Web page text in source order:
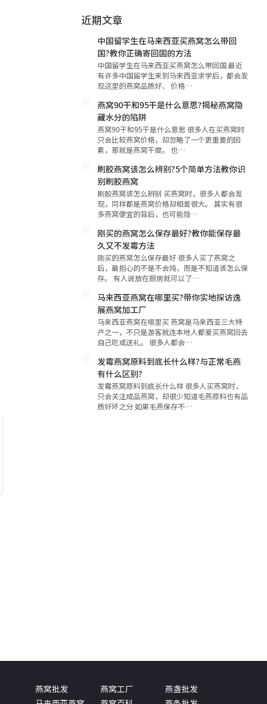
近期文章
中国留学生在马来西亚买燕窝怎么带回
国?教你正确寄回国的方法
中国留学生在马来西亚买燕窝怎么带回国 最近
有许多中国留学生来到马来西亚求学后，都会发
现这里的燕窝品质好、 价格…
燕窝90干和95干是什么意思?揭秘燕窝隐
藏水分的陷阱
燕窝90干和95干是什么意思 很多人在买燕窝时
只会比较燕窝价格，却忽略了一个更重要的因
素，那就是燕窝干度。 也…
刷胶燕窝该怎么辨别?5个简单方法教你识
别刷胶燕窝
刷胶燕窝该怎么辨别 买燕窝时，很多人都会发
现，同样都是燕窝价格却相差很大。 其实有很
多燕窝便宜的背后，也可能隐…
刚买的燕窝怎么保存最好?教你能保存最
久又不发霉方法
刚买的燕窝怎么保存最好 很多人买了燕窝之
后，最担心的不是不会炖，而是不知道该怎么保
存。 有人说放在厨房就可以了…
马来西亚燕窝在哪里买?带你实地探访逸
展燕窝加工厂
马来西亚燕窝在哪里买 燕窝是马来西亚三大特
产之一，不只是游客就连本地人都爱买燕窝回去
自己吃或送礼。 很多人都会…
发霉燕窝原料到底长什么样?与正常毛燕
有什么区别?
发霉燕窝原料到底长什么样 很多人买燕窝时，
只会关注成品燕窝，却很少知道毛燕原料也有品
质好坏之分 如果毛燕保存不…
燕窝批发
燕窝工厂
燕盏批发